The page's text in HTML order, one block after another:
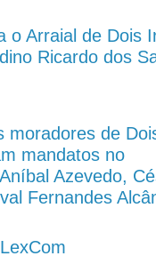
o Arraial de Dois
Ricardo dos
moradores de
mandatos no
Azevedo,
Fernandes